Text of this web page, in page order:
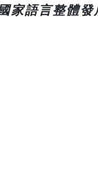
家語言整體